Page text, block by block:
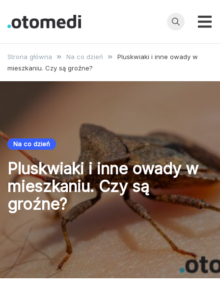
OtoMedi.pl
choroby,
Strona główna Na co dzień
Pluskwiaki i inne owady w
mieszkaniu. Czy są groźne?
Na co dzień
Pluskwiaki i inne owady w
mieszkaniu. Czy są
groźne?